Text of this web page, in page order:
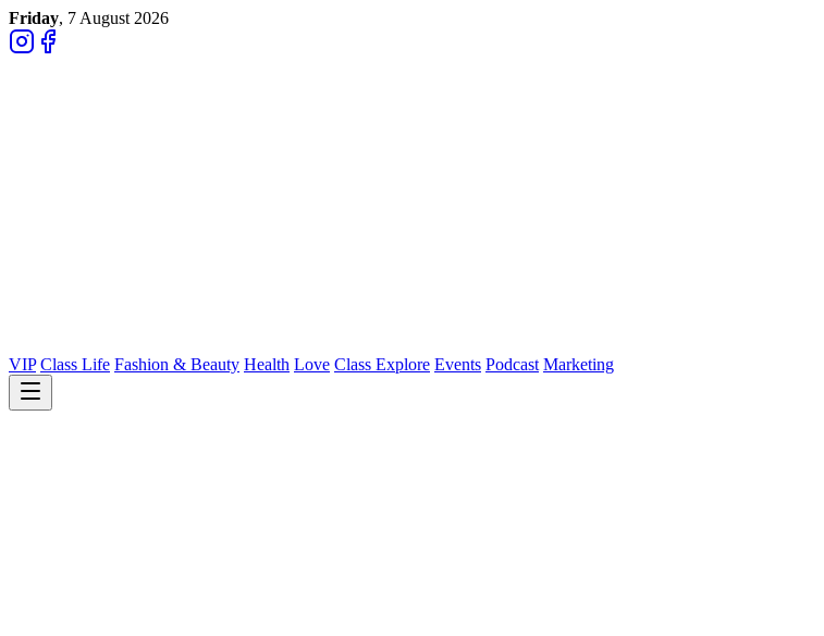
Friday, 7 August 2026
VIP Class Life Fashion & Beauty Health Love Class Explore Events Podcast Marketing